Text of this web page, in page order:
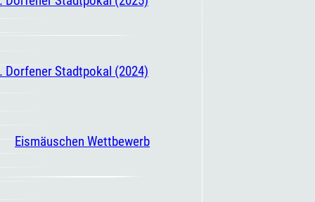
Dorfener Stadtpokal (2024)
Eismäuschen Wettbewerb